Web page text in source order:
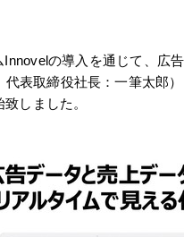
の導入を通じて、広
表取締役社長：一筆太郎
しました。